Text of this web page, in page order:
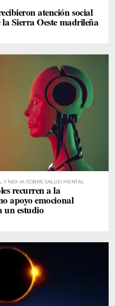
atención social
Sierra Oeste madrileña
Y NEX·IA SOBRE SALUD MENTAL
recurren a la
apoyo emocional
un estudio